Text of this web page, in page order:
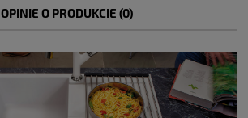
OPINIE O PRODUKCIE (0)